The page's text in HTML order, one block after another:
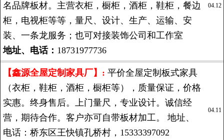
名品牌板材。主营衣柜，橱柜，酒柜，鞋柜，餐边
柜，电视柜等等，量尺、设计、生产、运输、安
装、一条龙服务；也可对接装饰公司和工作室
地址、电话： 18731977736
04.12
【鑫源全屋定制家具厂】: 平价全屋定制板式家具
（衣柜，鞋柜，酒柜，橱柜等），质量保证，价格
实惠。终身售后。上门量尺，专业设计。诚信经
营，期待合作。客户亦可自带板材加工。 地址、
电话：桥东区王快镇孔桥村，15333397092
04.11